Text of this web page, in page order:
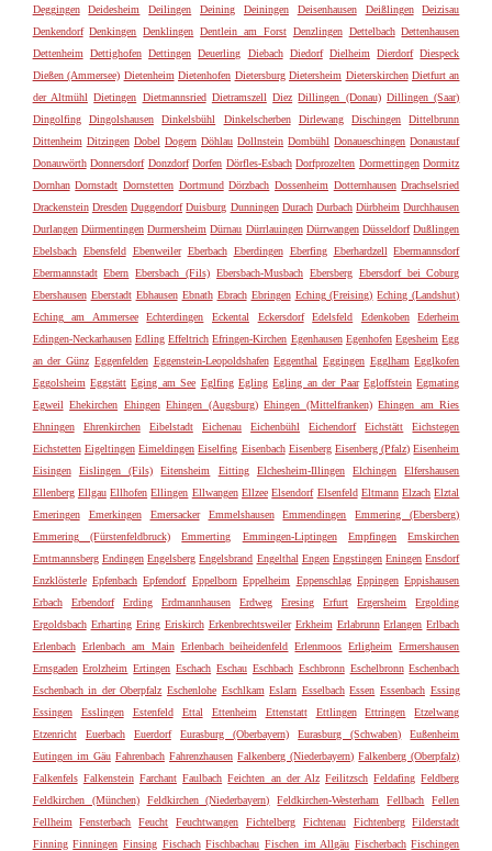
Deggingen
Deidesheim Deilingen Deining Deiningen Deisenhausen Deißlingen
Deizisau
Denkendorf Denkingen Denklingen Dentlein am Forst Denzlingen Dettelbach Dettenhausen
Dettenheim
Dettighofen Dettingen Deuerling Diebach Diedorf Dielheim Dierdorf Diespeck
Dießen (Ammersee) Dietenheim Dietenhofen Dietersburg Dietersheim Dieterskirchen Dietfurt an
der Altmühl Dietingen Dietmannsried Dietramszell Diez Dillingen (Donau) Dillingen (Saar)
Dingolfing
Dingolshausen Dinkelsbühl Dinkelscherben Dirlewang Dischingen
Dittelbrunn
Dittenheim Ditzingen Dobel Dogern Döhlau Dollnstein Dombühl Donaueschingen Donaustauf
Donauwörth Donnersdorf Donzdorf Dorfen Dörfles-Esbach Dorfprozelten Dormettingen Dormitz
Dornhan Dornstadt Dornstetten Dortmund Dörzbach Dossenheim Dotternhausen Drachselsried
Drackenstein Dresden Duggendorf Duisburg Dunningen Durach Durbach Dürbheim Durchhausen
Durlangen Dürmentingen Durmersheim Dürnau Dürrlauingen Dürrwangen Düsseldorf Dußlingen
Ebelsbach Ebensfeld Ebenweiler Eberbach Eberdingen Eberfing Eberhardzell Ebermannsdorf
Ebermannstadt Ebern Ebersbach (Fils) Ebersbach-Musbach Ebersberg Ebersdorf bei Coburg
Ebershausen Eberstadt Ebhausen Ebnath Ebrach Ebringen Eching (Freising) Eching (Landshut)
Eching am Ammersee
Echterdingen Eckental Eckersdorf Edelsfeld Edenkoben
Ederheim
Edingen-Neckarhausen Edling Effeltrich Efringen-Kirchen Egenhausen Egenhofen Egesheim Egg
an der Günz Eggenfelden Eggenstein-Leopoldshafen Eggenthal Eggingen Egglham Egglkofen
Eggolsheim Eggstätt Eging am See Eglfing Egling Egling an der Paar Egloffstein Egmating
Egweil Ehekirchen Ehingen Ehingen (Augsburg) Ehingen (Mittelfranken) Ehingen am Ries
Ehningen
Ehrenkirchen Eibelstadt Eichenau Eichenbühl Eichendorf Eichstätt
Eichstegen
Eichstetten Eigeltingen Eimeldingen Eiselfing Eisenbach Eisenberg Eisenberg (Pfalz) Eisenheim
Eisingen
Eislingen (Fils) Eitensheim Eitting Elchesheim-Illingen Elchingen
Elfershausen
Ellenberg Ellgau Ellhofen Ellingen Ellwangen Ellzee Elsendorf Elsenfeld Eltmann Elzach Elztal
Emeringen
Emerkingen Emersacker Emmelshausen Emmendingen
Emmering (Ebersberg)
Emmering (Fürstenfeldbruck)
Emmerting Emmingen-Liptingen Empfingen
Emskirchen
Emtmannsberg Endingen Engelsberg Engelsbrand Engelthal Engen Engstingen Eningen Ensdorf
Enzklösterle Epfenbach Epfendorf Eppelborn Eppelheim Eppenschlag Eppingen Eppishausen
Erbach
Erbendorf Erding Erdmannhausen Erdweg Eresing Erfurt Ergersheim
Ergolding
Ergoldsbach Erharting Ering Eriskirch Erkenbrechtsweiler Erkheim Erlabrunn Erlangen Erlbach
Erlenbach Erlenbach am Main Erlenbach beiheidenfeld Erlenmoos Erligheim
Ermershausen
Ernsgaden Erolzheim Ertingen Eschach Eschau Eschbach Eschbronn Eschelbronn Eschenbach
Eschenbach in der Oberpfalz Eschenlohe Eschlkam Eslarn Esselbach Essen Essenbach Essing
Essingen
Esslingen Estenfeld Ettal Ettenheim Ettenstatt Ettlingen Ettringen
Etzelwang
Etzenricht
Euerbach Euerdorf Eurasburg (Oberbayern) Eurasburg (Schwaben)
Eußenheim
Eutingen im Gäu Fahrenbach Fahrenzhausen Falkenberg (Niederbayern) Falkenberg (Oberpfalz)
Falkenfels Falkenstein Farchant Faulbach Feichten an der Alz Feilitzsch Feldafing Feldberg
Feldkirchen (München)
Feldkirchen (Niederbayern) Feldkirchen-Westerham Fellbach
Fellen
Fellheim
Fensterbach Feucht Feuchtwangen Fichtelberg Fichtenau Fichtenberg
Filderstadt
Finning Finningen Finsing Fischach Fischbachau Fischen im Allgäu Fischerbach Fischingen